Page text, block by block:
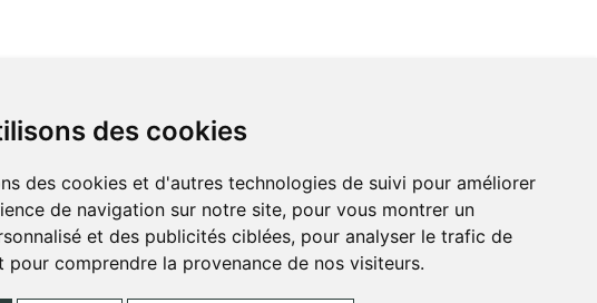
des cookies
des cookies et d'autres technologies de suivi pour améliorer
de navigation sur notre site, pour vous montrer un
et des publicités ciblées, pour analyser le trafic de
pour comprendre la provenance de nos visiteurs.